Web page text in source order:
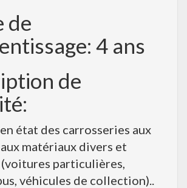
de
4 ans
de
état des carrosseries aux
matériaux divers et
particulières,
véhicules de collection)..